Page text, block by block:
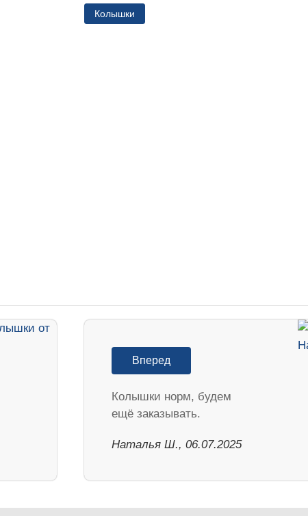
Колышки
Вперед
Колышки норм, будем
ещё заказывать.
Наталья Ш., 06.07.2025